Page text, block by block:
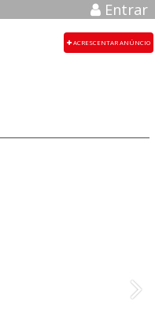
Entrar
ACRESCENTAR ANÚNCIO